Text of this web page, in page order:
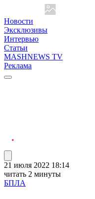
Новости
Эксклюзивы
Интервью
Статьи
MASHNEWS TV
Реклама
21 июля 2022 18:14
читать 2 минуты
БПЛА